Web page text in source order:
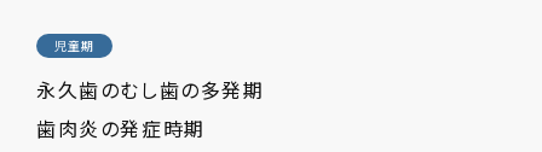
児童期
永久歯のむし歯の多発期
歯肉炎の発症時期